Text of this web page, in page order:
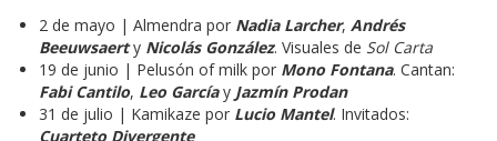
2 de mayo | Almendra por Nadia Larcher, Andrés
Beeuwsaerty Nicolás González. Visuales de Sol Carta
19 de junio | Pelusón of milk por Mono Fontana. Cantan:
Fabi Cantilo, Leo Garcíay Jazmín Prodan
31 de julio | Kamikaze por Lucio Mantel. Invitados:
Cuarteto Divergente